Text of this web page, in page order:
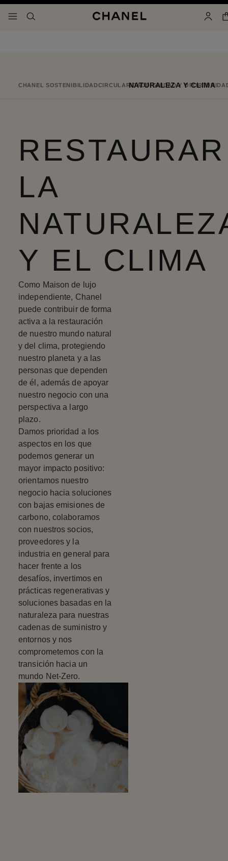
- navegación principal
buscar cuenta
NATURALEZA Y CLIMA
CHANEL SOSTENIBILIDADCIRCULARIDADDIGNIDAD Y
RESTAURAR
LA
Y EL CLIMA
Como Maison de lujo
independiente, Chanel
puede contribuir de forma
activa a la restauración
de nuestro mundo natural
y del clima, protegiendo
nuestro planeta y a las
personas que dependen
de él, además de apoyar
nuestro negocio con una
perspectiva a largo
plazo.
Damos prioridad a los
aspectos en los que
podemos generar un
mayor impacto positivo:
orientamos nuestro
negocio hacia soluciones
con bajas emisiones de
carbono, colaboramos
con nuestros socios,
proveedores y la
industria en general para
hacer frente a los
desafíos, invertimos en
prácticas regenerativas y
soluciones basadas en la
naturaleza para nuestras
cadenas de suministro y
entornos y nos
comprometemos con la
transición hacia un
mundo Net-Zero.